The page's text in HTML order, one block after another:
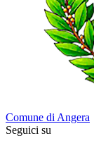
Comune di Angera
Seguici su